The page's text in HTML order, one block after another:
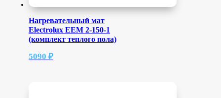
Нагревательный мат
Electrolux EEM 2-150-1
(комплект теплого пола)
5090 ₽